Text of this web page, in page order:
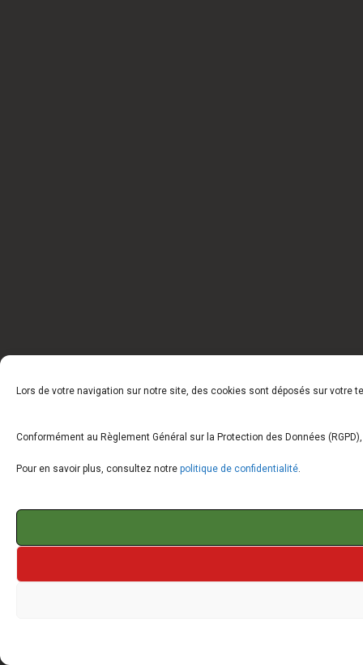
Lors de votre navigation sur notre site, des cookies sont déposés sur votre
Conformément au Règlement Général sur la Protection des Données
Pour en savoir plus, consultez notre politique de confidentialité.